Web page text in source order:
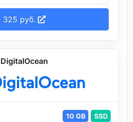
325 руб.
DigitalOcean
10 GB SSD